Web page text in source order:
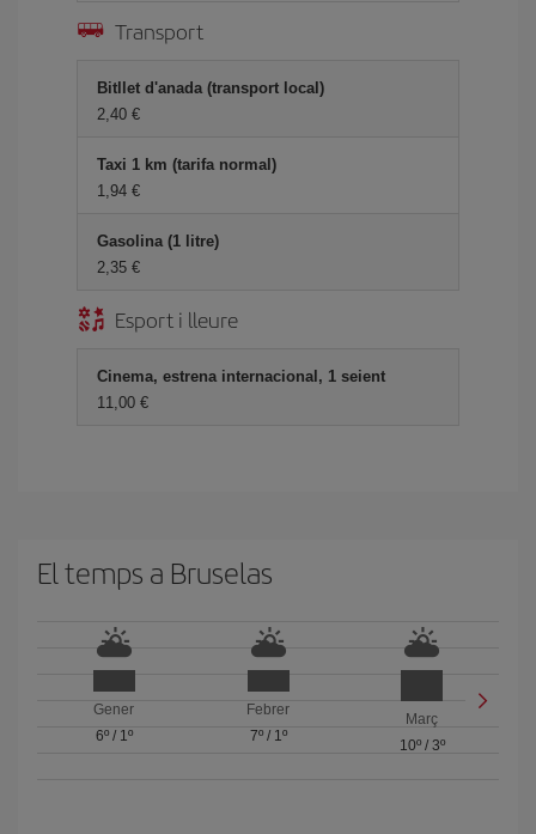
Transport
Bitllet d'anada (transport local)
2,40
Taxi 1 km (tarifa normal)
1,94
Gasolina (1 litre)
2,35
Esport i lleure
Cinema, estrena internacional, 1 seient
11,00
El temps a Bruselas
Gener
6º/ 1º
Febrer
7º/ 1º
Març
10º/ 3º